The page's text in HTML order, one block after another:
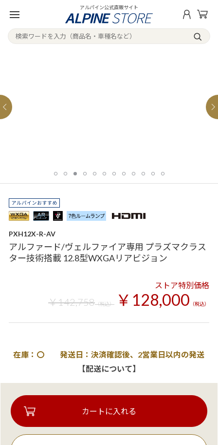
アルパイン公式直販サイト
PXH12X-R-AV
アルファード/ヴェルファイア専用 プラズマクラス
ター技術搭載 12.8型WXGAリアビジョン
ストア特別価格
￥142,758（税込） ￥128,000 （税込）
在庫：〇 発送日：決済確認後、2営業日以内の発送
【配送について】